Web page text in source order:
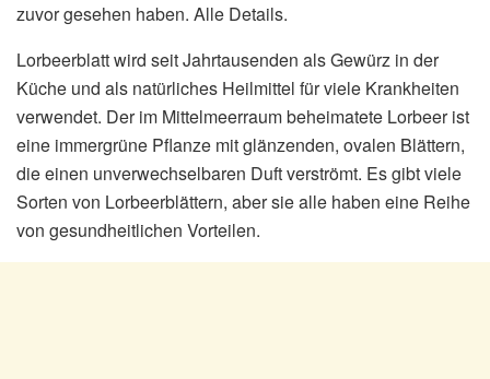
zuvor gesehen haben. Alle Details.
Lorbeerblatt wird seit Jahrtausenden als Gewürz in der
Küche und als natürliches Heilmittel für viele Krankheiten
verwendet. Der im Mittelmeerraum beheimatete Lorbeer ist
eine immergrüne Pflanze mit glänzenden, ovalen Blättern,
die einen unverwechselbaren Duft verströmt. Es gibt viele
Sorten von Lorbeerblättern, aber sie alle haben eine Reihe
von gesundheitlichen Vorteilen.